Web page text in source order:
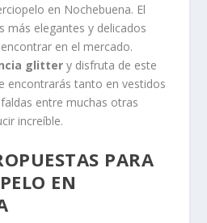
en Nochebuena. El
más elegantes y delicados
en el mercado.
glitter y disfruta de este
encontrarás tanto en vestidos
entre muchas otras
increíble.
PARA
EN